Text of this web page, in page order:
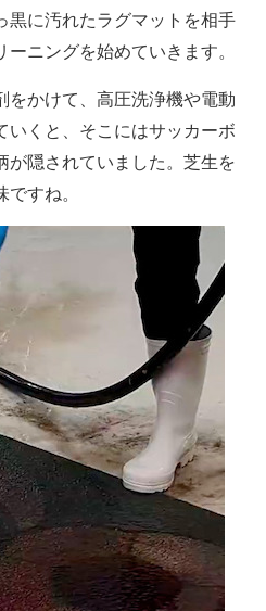
黒に汚れたラグマットを相手
ニングを始めていきます。
かけて、高圧洗浄機や電動
いくと、そこにはサッカーボ
が隠されていました。芝生を
すね。